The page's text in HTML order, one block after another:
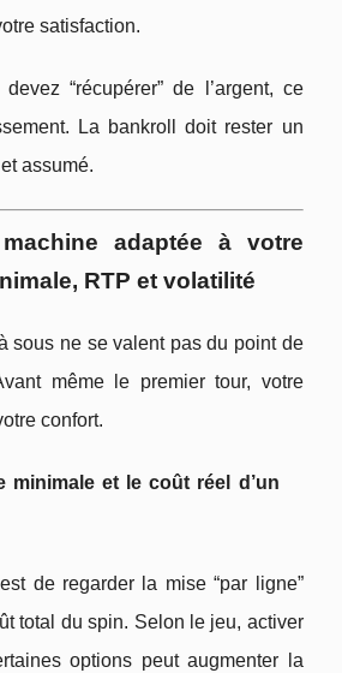
satisfaction.
“récupérer” de l’argent, ce
La bankroll doit rester un
assumé.
adaptée à votre
RTP et volatilité
sous ne se valent pas du point de
même le premier tour, votre
confort.
minimale et le coût réel d’un
de regarder la mise “par ligne”
total du spin. Selon le jeu, activer
options peut augmenter la